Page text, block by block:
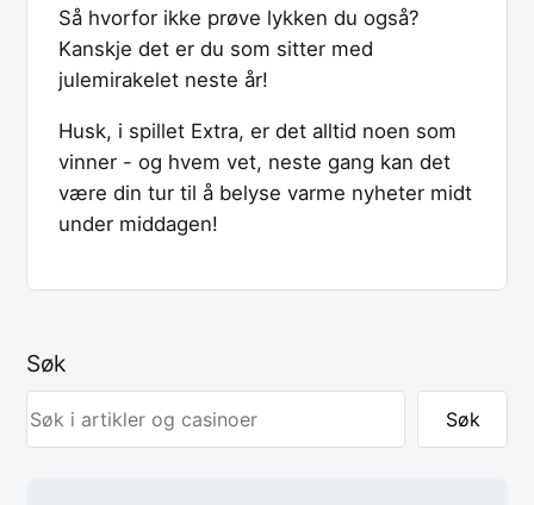
Så hvorfor ikke prøve lykken du også?
Kanskje det er du som sitter med
julemirakelet neste år!
Husk, i spillet Extra, er det alltid noen som
vinner - og hvem vet, neste gang kan det
være din tur til å belyse varme nyheter midt
under middagen!
Søk
Søk